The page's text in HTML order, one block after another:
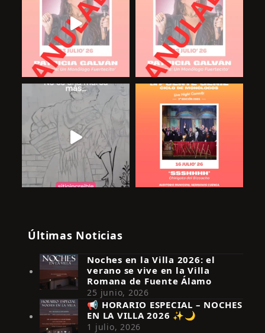
Síguenos en Instagram
Últimas Noticias
Noches en la Villa 2026: el
verano se vive en la Villa
Romana de Fuente Álamo
25 junio, 2026
📢 HORARIO ESPECIAL – NOCHES
EN LA VILLA 2026 ✨🌙
1 julio, 2026